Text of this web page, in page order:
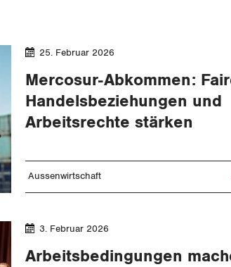
Mercosur-Abkommen:
Handelsbeziehungen und
Arbeitsrechte stärken
25. Februar 2026
Aussenwirtschaft
Arbeitsbedingungen
3. Februar 2026